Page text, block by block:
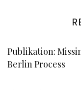
Publikation:
Berlin Process